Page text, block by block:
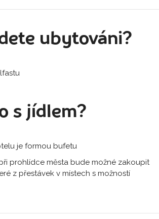
ubytováni?
s jídlem?
je formou bufetu
prohlídce města bude možné zakoupit
z přestávek v místech s možností